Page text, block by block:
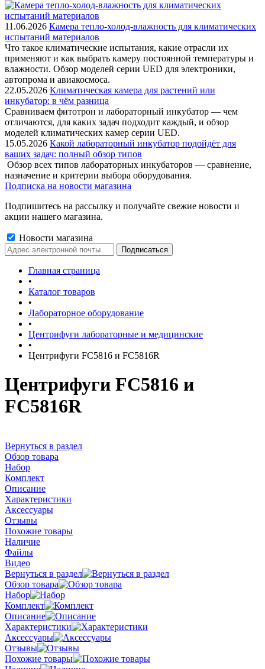
11.06.2026 Камера тепло-холод-влажность для климатических
испытаний материалов
Что такое климатические испытания, какие отрасли их
применяют и как выбрать камеру постоянной температуры и
влажности. Обзор моделей серии UED для электроники,
автопрома и авиакосмоса.
22.05.2026 Климатическая камера для растений или
инкубатор: в чём разница
Сравниваем фитотрон и лабораторный инкубатор — чем
отличаются, для каких задач подходит каждый, и обзор
моделей климатических камер серии UED.
15.05.2026 Какой лабораторный инкубатор подойдёт для
ваших задач: полный обзор типов
Обзор всех типов лабораторных инкубаторов — сравнение,
назначение и критерии выбора оборудования.
Подписка на новости магазина
Подпишитесь на рассылку и получайте свежие новости и
акции нашего магазина.
Новости магазина
Главная страница
•
Каталог товаров
•
Лабораторное оборудование
•
Центрифуги лабораторные и медицинские
•
Центрифуги FC5816 и FC5816R
Центрифуги FC5816 и
FC5816R
Вернуться в раздел
Обзор товара
Набор
Комплект
Описание
Характеристики
Аксессуары
Отзывы
Похожие товары
Наличие
Файлы
Видео
Вернуться в раздел
Обзор товара
Набор
Комплект
Описание
Характеристики
Аксессуары
Отзывы
Похожие товары